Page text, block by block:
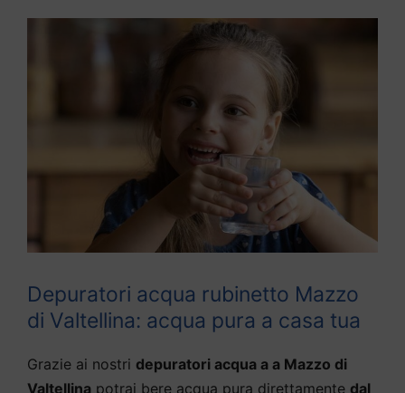
Depuratori acqua rubinetto Mazzo
di Valtellina: acqua pura a casa tua
Grazie ai nostri depuratori acqua a a Mazzo di
Valtellina potrai bere acqua pura direttamente dal